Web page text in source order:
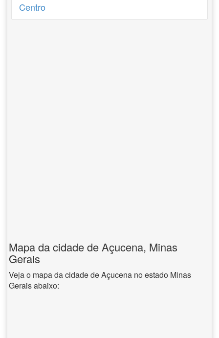
Centro
Mapa da cidade de Açucena, Minas
Gerais
Veja o mapa da cidade de Açucena no estado Minas
Gerais abaixo: